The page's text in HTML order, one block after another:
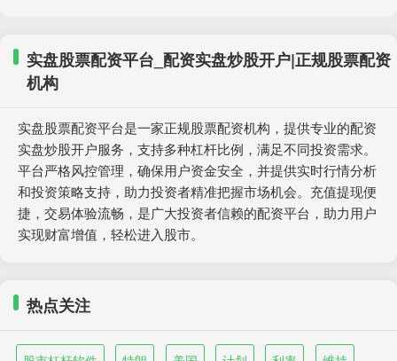
实盘股票配资平台_配资实盘炒股开户|正规股票配资
机构
实盘股票配资平台是一家正规股票配资机构，提供专业的配资
实盘炒股开户服务，支持多种杠杆比例，满足不同投资需求。
平台严格风控管理，确保用户资金安全，并提供实时行情分析
和投资策略支持，助力投资者精准把握市场机会。充值提现便
捷，交易体验流畅，是广大投资者信赖的配资平台，助力用户
实现财富增值，轻松进入股市。
热点关注